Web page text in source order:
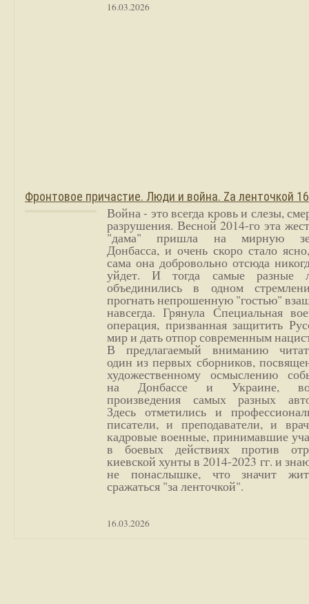
16.03.2026
Фронтовое причастие. Люди и война. Zа ленточкой
Война - это всегда кровь и слезы,
разрушения. Весной 2014-го эта
"дама" пришла на мирную
Донбасса, и очень скоро стало
сама она добровольно отсюда
уйдет. И тогда самые разные
объединились в одном
прогнать непрошенную "гостью"
навсегда. Грянула Специальная
операция, призванная защитить
мир и дать отпор современным
В предлагаемый вниманию
один из первых сборников,
художественному осмыслению
на Донбассе и Украине,
произведения самых разных
Здесь отметились и
писатели, и преподаватели, и
кадровые военные, принимавшие
в боевых действиях против
киевской хунты в 2014-2023 гг. и
не понаслышке, что значит
сражаться "за ленточкой".
16.03.2026